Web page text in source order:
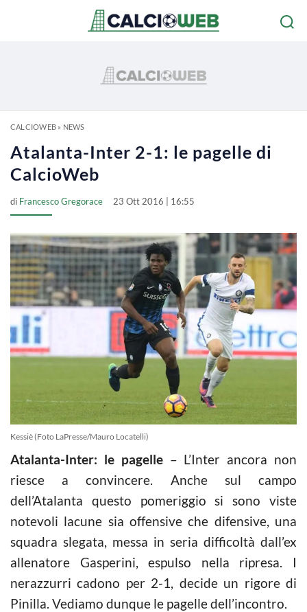
CALCIOWEB» NEWS
Atalanta-Inter 2-1: le pagelle di
CalcioWeb
di Francesco Gregorace 23 Ott 2016 | 16:55
Kessiè (Foto LaPresse/Mauro Locatelli)
Atalanta-Inter: le pagelle– L’Inter ancora non
riesce a convincere. Anche sul campo
dell’Atalanta questo pomeriggio si sono viste
notevoli lacune sia offensive che difensive, una
squadra slegata, messa in seria difficoltà dall’ex
allenatore Gasperini, espulso nella ripresa. I
nerazzurri cadono per 2-1, decide un rigore di
Pinilla. Vediamo dunque le pagelle dell’incontro.